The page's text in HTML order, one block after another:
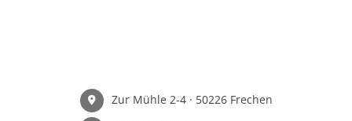
Zur Mühle 2-4 · 50226 Frechen